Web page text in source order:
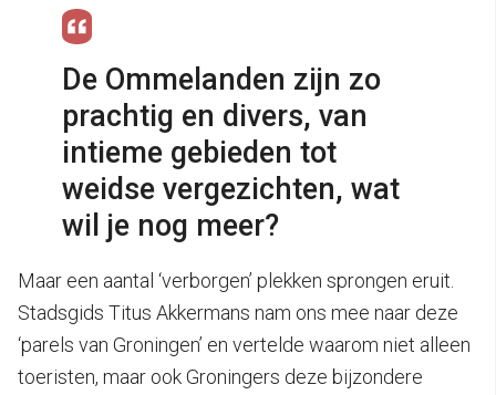
De Ommelanden zijn zo
prachtig en divers, van
intieme gebieden tot
weidse vergezichten, wat
wil je nog meer?
Maar een aantal ‘verborgen’ plekken sprongen eruit.
Stadsgids Titus Akkermans nam ons mee naar deze
‘parels van Groningen’ en vertelde waarom niet alleen
toeristen, maar ook Groningers deze bijzondere